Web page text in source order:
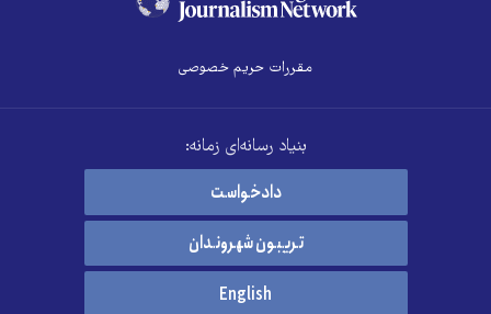
مقررات حریم خصوصی
بنیاد رسانه‌ای زمانه:
دادخواست
تریبون شهروندان
English